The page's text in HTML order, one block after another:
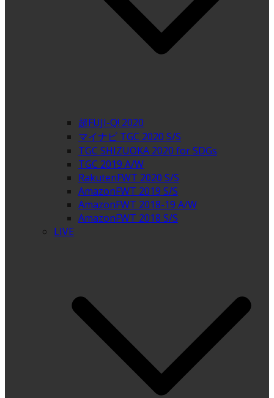
超FUJI-Q! 2020
マイナビ TGC 2020 S/S
TGC SHIZUOKA 2020 for SDGs
TGC 2019 A/W
RakutenFWT 2020 S/S
AmazonFWT 2019 S/S
AmazonFWT 2018-19 A/W
AmazonFWT 2018 S/S
LIVE